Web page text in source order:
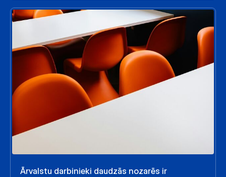
Ārvalstu darbinieki daudzās nozarēs ir